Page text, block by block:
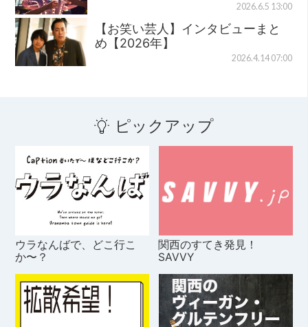
2026.6.5 13:00
【お笑い芸人】インタビューまと
め【2026年】
2026.4.14 07:00
ピックアップ
ウラなんばで、どこ行こ
か〜？
関西のすてき発見！
SAVVY